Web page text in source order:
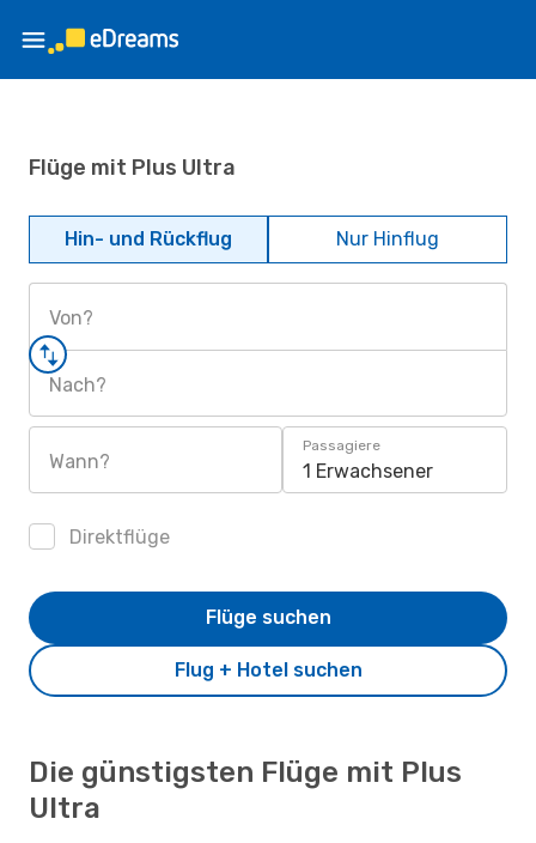
Flüge mit Plus Ultra
Hin- und Rückflug Nur Hinflug
Von?
Nach?
Wann?
Passagiere
1 Erwachsener
Direktflüge
Flug + Hotel suchen
Flüge suchen
Die günstigsten Flüge mit Plus
Ultra